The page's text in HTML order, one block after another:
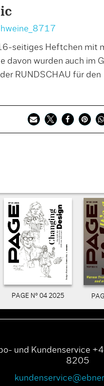
seitiges Heftchen mit
davon wurden auch im
RUNDSCHAU für den
PAGE N° 04 2025
und Kundenservice
8205